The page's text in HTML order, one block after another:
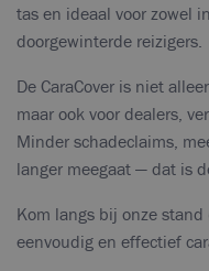
tas en ideaal voor zowel
doorgewinterde reizigers.
De CaraCover is niet
maar ook voor dealers,
Minder schadeclaims,
langer meegaat — dat is
Kom langs bij onze
eenvoudig en effectief